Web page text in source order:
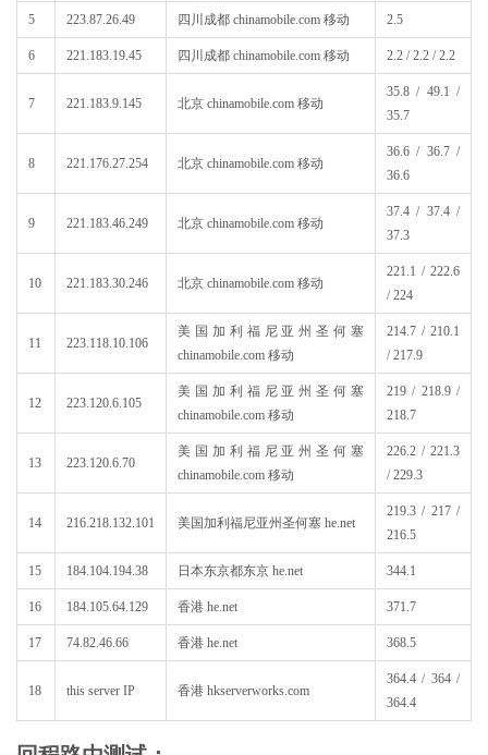
5 223.87.26.49 四川成都 chinamobile.com 移动 2.5
6 221.183.19.45 四川成都 chinamobile.com 移动 2.2 / 2.2 / 2.2
7 221.183.9.145 北京 chinamobile.com 移动
35.8 / 49.1 /
35.7
8 221.176.27.254 北京 chinamobile.com 移动
36.6 / 36.7 /
36.6
9 221.183.46.249 北京 chinamobile.com 移动
37.4 / 37.4 /
37.3
10 221.183.30.246 北京 chinamobile.com 移动
221.1 / 222.6
/ 224
11 223.118.10.106
美国加利福尼亚州圣何塞
chinamobile.com 移动
214.7 / 210.1
/ 217.9
12 223.120.6.105
美国加利福尼亚州圣何塞
chinamobile.com 移动
219 / 218.9 /
218.7
13 223.120.6.70
美国加利福尼亚州圣何塞
chinamobile.com 移动
226.2 / 221.3
/ 229.3
14 216.218.132.101 美国加利福尼亚州圣何塞 he.net
219.3 / 217 /
216.5
15 184.104.194.38 日本东京都东京 he.net 344.1
16 184.105.64.129 香港 he.net 371.7
17 74.82.46.66 香港 he.net 368.5
18 this server IP 香港 hkserverworks.com
364.4 / 364 /
364.4